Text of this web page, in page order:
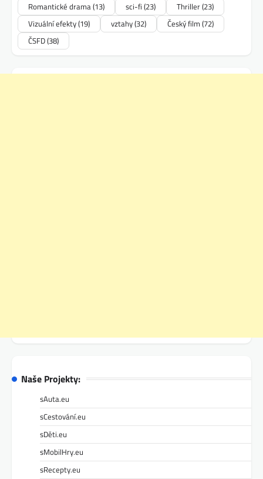
Romantické drama(13) sci-fi (23) Thriller(23)
Vizuální efekty(19) vztahy(32) Český film (72)
ČSFD(38)
Naše Projekty:
sAuta.eu
sCestování.eu
sDěti.eu
sMobilHry.eu
sRecepty.eu